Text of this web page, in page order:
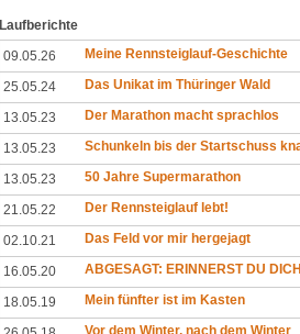
Laufberichte
09.05.26
Meine Rennsteiglauf-Geschichte
25.05.24
Das Unikat im Thüringer Wald
13.05.23
Der Marathon macht sprachlos
13.05.23
Schunkeln bis der Startschuss
13.05.23
50 Jahre Supermarathon
21.05.22
Der Rennsteiglauf lebt!
02.10.21
Das Feld vor mir hergejagt
16.05.20
ABGESAGT: ERINNERST DU
18.05.19
Mein fünfter ist im Kasten
Vor dem Winter, nach dem Winter